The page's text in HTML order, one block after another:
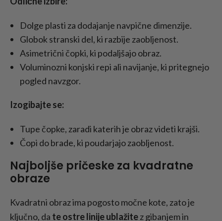
Dolge plasti za dodajanje navpične dimenzije.
Globok stranski del, ki razbije zaobljenost.
Asimetrični čopki, ki podaljšajo obraz.
Voluminozni konjski repi ali navijanje, ki pritegnejo
pogled navzgor.
Izogibajte se:
Tupe čopke, zaradi katerih je obraz videti krajši.
Čopi do brade, ki poudarjajo zaobljenost.
Najboljše pričeske za kvadratne
obraze
Kvadratni obraz ima pogosto močne kote, zato je
ključno, da te ostre linije ublažitez gibanjem in